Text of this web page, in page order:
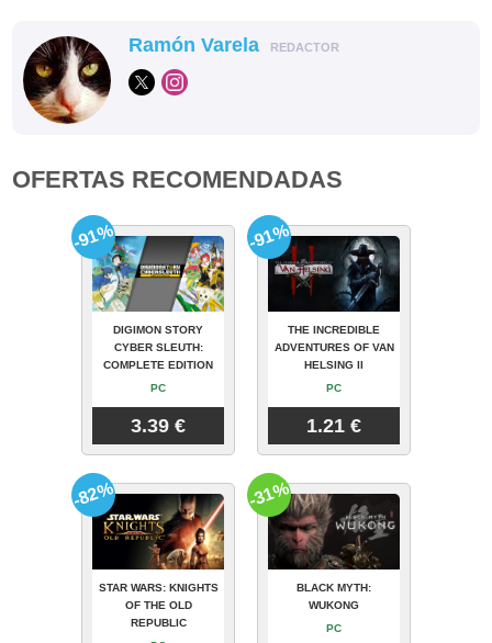
Ramón Varela REDACTOR
OFERTAS RECOMENDADAS
DIGIMON STORY
CYBER SLEUTH:
COMPLETE EDITION
PC
3.39 €
-91%
THE INCREDIBLE
ADVENTURES OF VAN
HELSING II
PC
1.21 €
-91%
STAR WARS: KNIGHTS
OF THE OLD
REPUBLIC
-82%
BLACK MYTH:
WUKONG
PC
-31%